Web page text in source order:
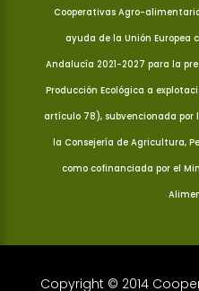
Cooperativas Agro-
ayuda de la Unión Europea
Andalucía 2021-2027 para la
Producción Ecológica a
artículo 78), subvencionada
la Consejería de Agricultura,
como cofinanciada por el
Copyright © 2014